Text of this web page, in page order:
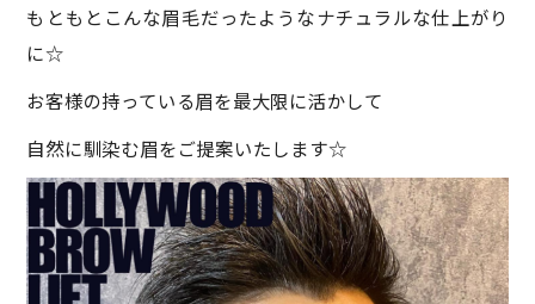
もともとこんな眉毛だったようなナチュラルな仕上がり
に☆
お客様の持っている眉を最大限に活かして
自然に馴染む眉をご提案いたします☆